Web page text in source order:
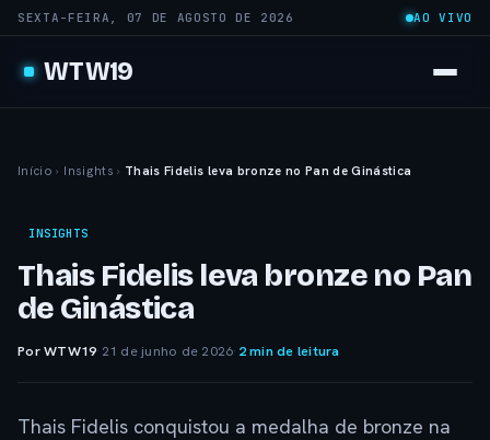
SEXTA-FEIRA, 07 DE AGOSTO DE 2026 AO VIVO
WTW19
Início › Insights › Thais Fidelis leva bronze no Pan de Ginástica
INSIGHTS
Thais Fidelis leva bronze no Pan
de Ginástica
Por WTW19· 21 de junho de 2026· 2 min de leitura
Thais Fidelis conquistou a medalha de bronze na